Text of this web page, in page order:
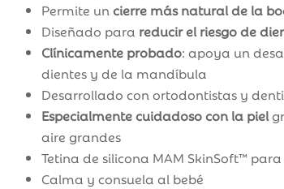
Permite un cierre más natural de la
Diseñado para reducir el riesgo de
Clínicamente probado: apoya un
dientes y de la mandíbula
Desarrollado con ortodontistas y
Especialmente cuidadoso con la piel
aire grandes
Tetina de silicona MAM SkinSoft™
Calma y consuela al bebé